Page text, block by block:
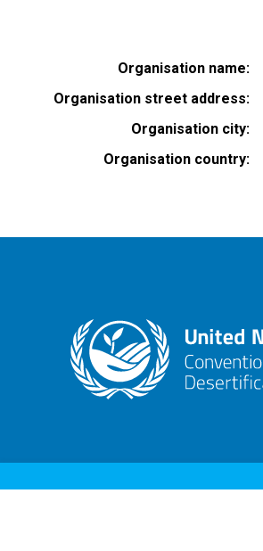
Organisation name
Organisation street address
Organisation city
Organisation country